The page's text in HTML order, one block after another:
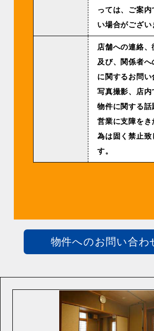
っては、ご案内
い場合がござい
店舗への連絡、
及び、関係者へ
に関するお問い
写真撮影、店内
物件に関する話
営業に支障をき
為は固く禁止致
す。
物件へのお問い合わ